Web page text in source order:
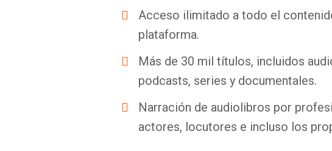
Acceso ilimitado a todo el
plataforma.
Más de 30 mil títulos, incluidos
podcasts, series y documentales.
Narración de audiolibros por
actores, locutores e incluso los